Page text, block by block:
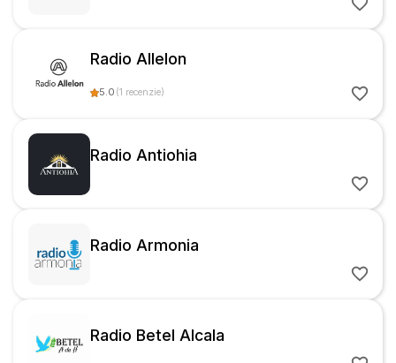
Radio Allelon
5.0 (1 recenzie)
Radio Antiohia
Radio Armonia
Radio Betel Alcala